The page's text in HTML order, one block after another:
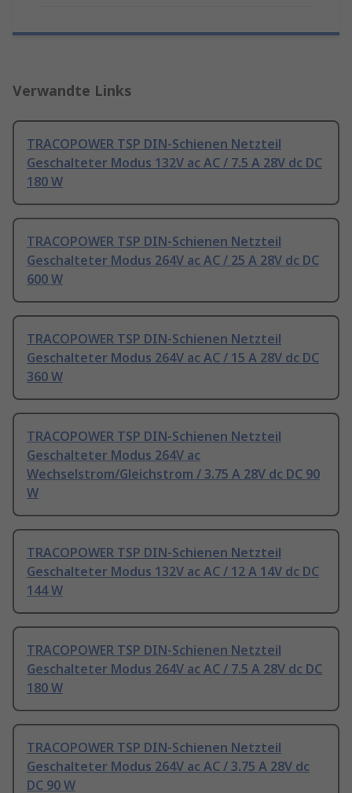
Verwandte Links
TRACOPOWER TSP DIN-Schienen Netzteil
Geschalteter Modus 132V ac AC / 7.5 A 28V dc DC
180 W
TRACOPOWER TSP DIN-Schienen Netzteil
Geschalteter Modus 264V ac AC / 25 A 28V dc DC
600 W
TRACOPOWER TSP DIN-Schienen Netzteil
Geschalteter Modus 264V ac AC / 15 A 28V dc DC
360 W
TRACOPOWER TSP DIN-Schienen Netzteil
Geschalteter Modus 264V ac
Wechselstrom/Gleichstrom / 3.75 A 28V dc DC 90
W
TRACOPOWER TSP DIN-Schienen Netzteil
Geschalteter Modus 132V ac AC / 12 A 14V dc DC
144 W
TRACOPOWER TSP DIN-Schienen Netzteil
Geschalteter Modus 264V ac AC / 7.5 A 28V dc DC
180 W
TRACOPOWER TSP DIN-Schienen Netzteil
Geschalteter Modus 264V ac AC / 3.75 A 28V dc
DC 90 W